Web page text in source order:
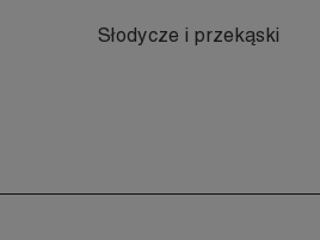
Słodycze i przekąski